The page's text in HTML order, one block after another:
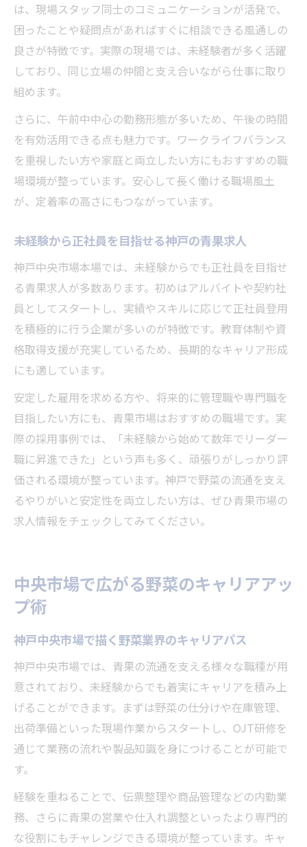
は、現場スタッフ同士のコミュニケーションが活発で、
困ったことや疑問点があればすぐに相談できる風通しの
良さが特徴です。実際の現場では、未経験者が多く活躍
しており、同じ立場の仲間と支え合いながら仕事に取り
組めます。
さらに、午前中中心の勤務形態が多いため、午後の時間
を有効活用できる点も魅力です。ワークライフバランス
を重視したい方や家庭と両立したい方にもおすすめの職
場環境が整っています。安心して長く働ける職場風土
が、定着率の高さにもつながっています。
未経験から正社員を目指せる神戸の青果求人
神戸中央市場本場では、未経験からでも正社員を目指せ
る青果求人が多数あります。初めはアルバイトや契約社
員としてスタートし、実績やスキルに応じて正社員登用
を積極的に行う企業が多いのが特徴です。教育体制や資
格取得支援が充実しているため、長期的なキャリア形成
にも適しています。
安定した雇用を求める方や、将来的に管理職や専門職を
目指したい方にも、青果市場はおすすめの職場です。実
際の採用事例では、「未経験から始めて数年でリーダー
職に昇進できた」という声も多く、頑張りがしっかり評
価される環境が整っています。神戸で野菜の流通を支え
るやりがいと安定性を両立したい方は、ぜひ青果市場の
求人情報をチェックしてみてください。
中央市場で広がる野菜のキャリアアッ
プ術
神戸中央市場で描く野菜業界のキャリアパス
神戸中央市場では、青果の流通を支える様々な職種が用
意されており、未経験からでも着実にキャリアを積み上
げることができます。まずは野菜の仕分けや在庫管理、
出荷準備といった現場作業からスタートし、OJT研修を
通じて業務の流れや製品知識を身につけることが可能で
す。
経験を重ねることで、伝票整理や商品管理などの内勤業
務、さらに青果の営業や仕入れ調整といったより専門的
な役割にもチャレンジできる環境が整っています。キャ